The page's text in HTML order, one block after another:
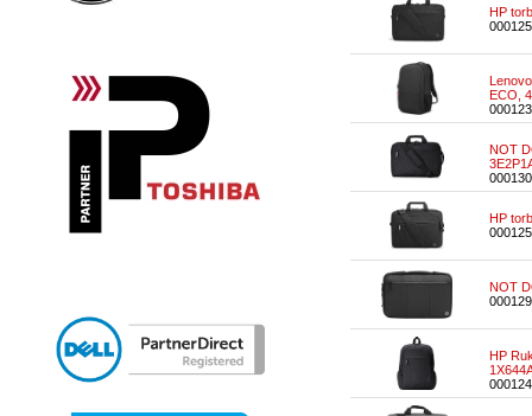
HP
ECO,
NOT
HP
NOT
HP